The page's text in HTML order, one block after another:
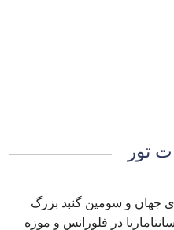
تور
جهان و سومین گنبد بزرگ
در فلورانس و موزه